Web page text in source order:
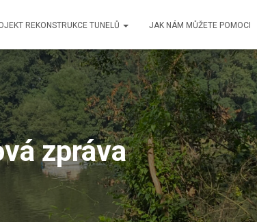
REKONSTRUKCE TUNELŮ JAK NÁM MŮŽETE POMOCI
zpráva